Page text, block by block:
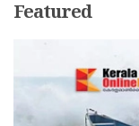
Featured